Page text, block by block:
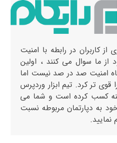
کاربران در رابطه با امنیت
ما سوال می کنند ، اولین
امنیت صد در صد نیست اما
آن را قوی تر کرد. تیم ابزار وردپرس
کسب کرده است و شما می
به دپارتمان مربوطه نسبت